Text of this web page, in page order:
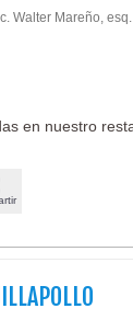
c. Walter Mareño,
en nuestro